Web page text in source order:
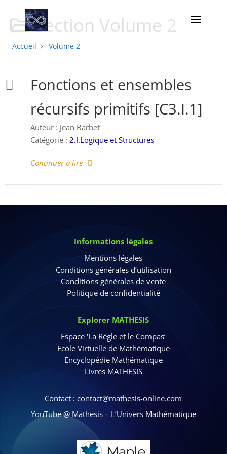
Section Volume 2
Accueil Volume 2
Fonctions et ensembles
récursifs primitifs [C3.I.1]
Auteur : Jean Barbet
Catégorie : 2.I.Logique et Structures
Continuer à lire
Informations légales
Mentions légales
Conditions générales d’utilisation
Conditions générales de vente
Politique de confidentialité
Explorer MATHESIS
Espace ‘La Règle et le Compas’
Ecole Virtuelle de Mathématique
Encyclopédie Mathématique
Livres MATHESIS
Contact :contact@mathesis-online.com
YouTube @Mathesis – L’Univers Mathématique